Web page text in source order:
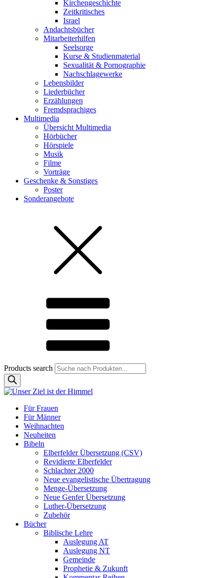
Kirchengeschichte
Zeitkritisches
Israel
Andachtsbücher
Mitarbeiterhilfen
Seelsorge
Kurse & Studienmaterial
Sexualität & Pornographie
Nachschlagewerke
Lebensbilder
Liederbücher
Erzählungen
Fremdsprachiges
Multimedia
Übersicht Multimedia
Hörbücher
Hörspiele
Musik
Filme
Vorträge
Geschenke & Sonstiges
Poster
Sonderangebote
Products search
Für Frauen
Für Männer
Weihnachten
Neuheiten
Bibeln
Elberfelder Übersetzung (CSV)
Revidierte Elberfelder
Schlachter 2000
Neue evangelistische Übertragung
Menge-Übersetzung
Neue Genfer Übersetzung
Luther-Übersetzung
Zubehör
Bücher
Biblische Lehre
Auslegung AT
Auslegung NT
Gemeinde
Prophetie & Zukunft